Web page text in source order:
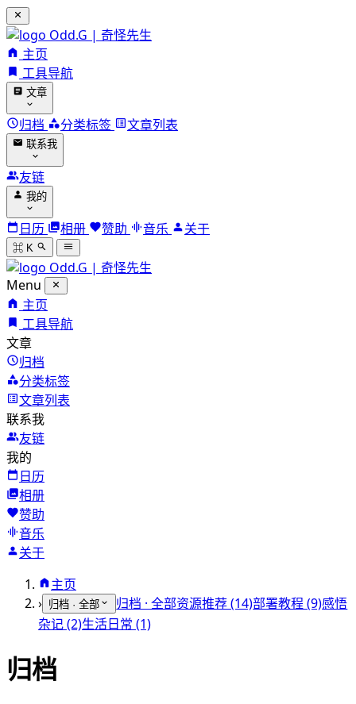
Odd.G | 奇怪先生
主页
工具导航
文章
归档 分类标签 文章列表
联系我
友链
我的
日历 相册 赞助 音乐 关于
⌘ K
Odd.G | 奇怪先生
Menu
主页
工具导航
文章
归档
分类标签
文章列表
联系我
友链
我的
日历
相册
赞助
音乐
关于
主页
› 归档 · 全部 归档 · 全部资源推荐 (14)部署教程 (9)感悟
杂记 (2)生活日常 (1)
归档